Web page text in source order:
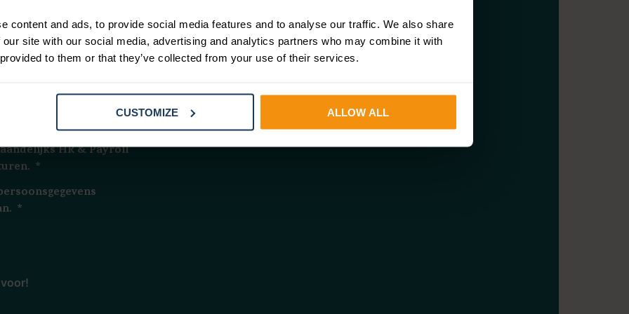
content and ads, to provide social media features and to analyse our traffic. We also share
site with our social media, advertising and analytics partners who may combine it with
to them or that they’ve collected from your use of their services.
CUSTOMIZE ALLOW ALL
voor
HR & Payroll
*
*